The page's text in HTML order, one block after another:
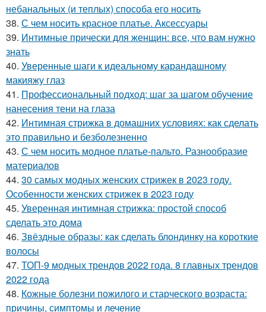
небанальных (и теплых) способа его носить
38. С чем носить красное платье. Аксессуары
39. Интимные прически для женщин: все, что вам нужно
знать
40. Уверенные шаги к идеальному карандашному
макияжу глаз
41. Профессиональный подход: шаг за шагом обучение
нанесения тени на глаза
42. Интимная стрижка в домашних условиях: как сделать
это правильно и безболезненно
43. С чем носить модное платье-пальто. Разнообразие
материалов
44. 30 самых модных женских стрижек в 2023 году.
Особенности женских стрижек в 2023 году
45. Уверенная интимная стрижка: простой способ
сделать это дома
46. Звёздные образы: как сделать блондинку на короткие
волосы
47. ТОП-9 модных трендов 2022 года. 8 главных трендов
2022 года
48. Кожные болезни пожилого и старческого возраста:
причины, симптомы и лечение